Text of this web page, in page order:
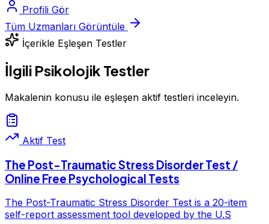
Profili Gör
Tüm Uzmanları Görüntüle
İçerikle Eşleşen Testler
İlgili Psikolojik Testler
Makalenin konusu ile eşleşen aktif testleri inceleyin.
Aktif Test
The Post-Traumatic Stress Disorder Test /
Online Free Psychological Tests
The Post-Traumatic Stress Disorder Test is a 20-item
self-report assessment tool developed by the U.S